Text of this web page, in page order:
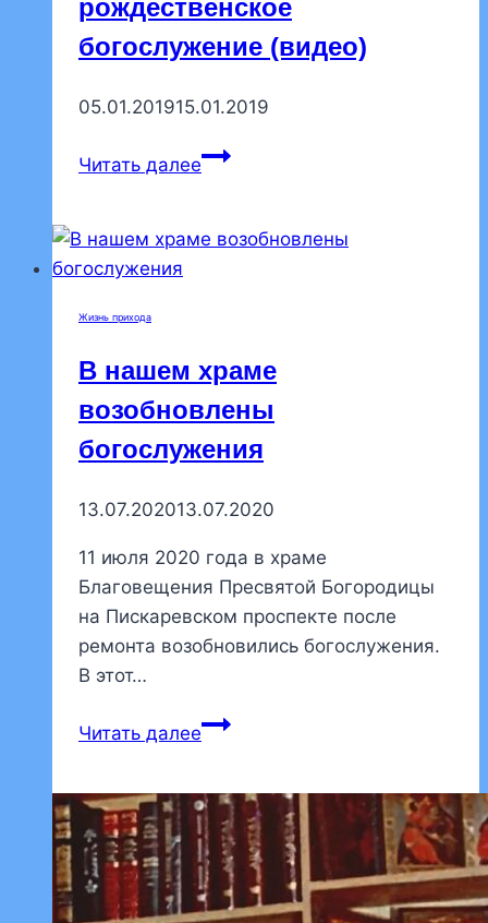
рождественское
богослужение (видео)
05.01.201915.01.2019
Читать далееПраздничное
(видео)
Жизнь прихода
В нашем храме
возобновлены
богослужения
13.07.202013.07.2020
11 июля 2020 года в храме
Благовещения Пресвятой Богородицы
на Пискаревском проспекте после
ремонта возобновились богослужения.
В этот…
Читать далееВ
возобновлены
богослужения